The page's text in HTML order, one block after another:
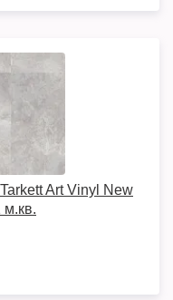
Art Vinyl New
м.кв.